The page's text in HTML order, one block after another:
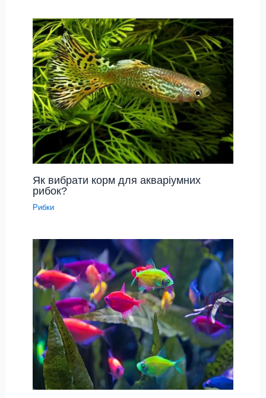
Як вибрати корм для акваріумних
рибок?
Рибки